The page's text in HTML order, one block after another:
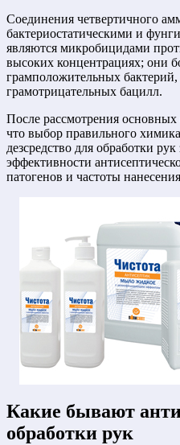
Соединения четвертичного
бактериостатическими и
являются микробицидами
высоких концентрациях; они
грамположительных
грамотрицательных бацилл.
После рассмотрения
что выбор правильного
дезсредство для обработки
эффективности
патогенов и частоты
Какие бывают
обработки рук